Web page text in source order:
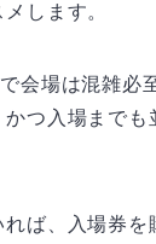
します。
会場は混雑必
つ入場までも
ば、入場券を